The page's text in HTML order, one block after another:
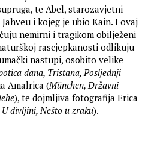
te Abel, starozavjetni
i kojeg je ubio Kain. I ovaj
nemirni i tragikom obilježeni
rascjepkanosti odlikuju
nastupi, osobito velike
dana, Tristana, Posljednji
Amalrica (München, Državni
), te dojmljiva fotografija Erica
divljini, Nešto u zraku).